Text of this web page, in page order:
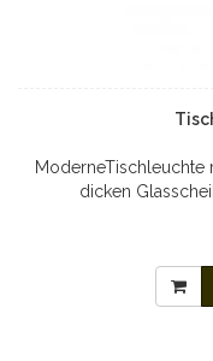
ModerneTischleuchte
dicken